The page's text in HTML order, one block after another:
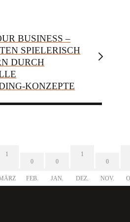
BUSINESS –
SPIELERISCH
DURCH
KONZEPTE
1
0
FEB.
0
JAN.
1
DEZ.
0
NOV.